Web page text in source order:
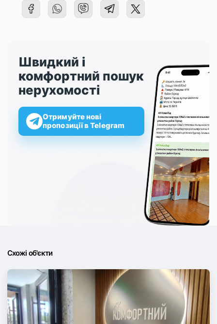
Швидкий і
комфортний пошук
нерухомості
Отримуйте нові
пропозиції в Telegram
Схожі об'єкти